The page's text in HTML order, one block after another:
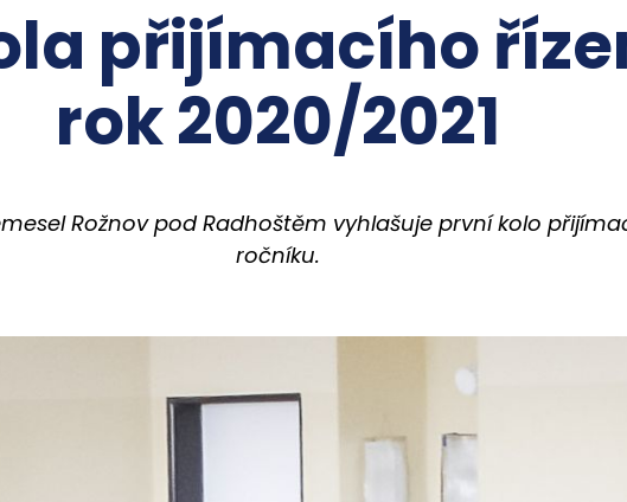
přijímacího
rok 2020/2021
Rožnov pod Radhoštěm vyhlašuje první kolo
ročníku.